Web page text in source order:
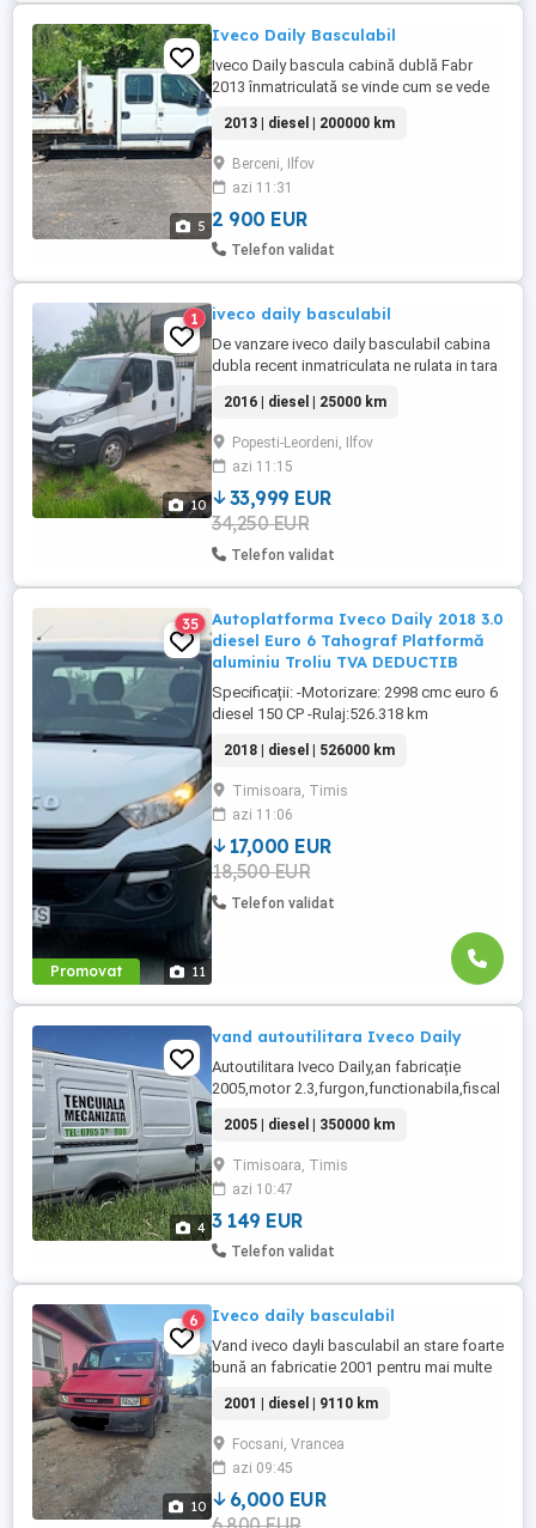
5
Iveco Daily Basculabil
Iveco Daily bascula cabină dublă Fabr
2013 înmatriculată se vinde cum se vede
casetă de direcție și fără roți Actele sunt
disponibile ( se vinde numai cu perfectare
fiscal ) șasiul și cabina fără rugină ,
sistemul de basculare este pe mașină
bena are 3 m . Nu ...
2013 | diesel | 200000 km
Berceni, Ilfov
azi 11:31
2 900 EUR
Telefon validat
10
1 iveco daily basculabil
De vanzare iveco daily basculabil cabina
dubla recent inmatriculata ne rulata in tara
Dotari: Geamuri electrice Dotari:
Imobilizator electronic Dotari: Inchidere
centralizata Dotari: DVD Dotari: Carlig
remorca Dotari: Controlul stabilitatii (ESP)
Dotari: Controlul ...
2016 | diesel | 25000 km
Popesti-Leordeni, Ilfov
azi 11:15
33,999 EUR
34,250 EUR
Telefon validat
Promovat 11
35
Autoplatforma Iveco Daily 2018 3.0
diesel Euro 6 Tahograf Platformă
aluminiu Troliu TVA DEDUCTIB
Specificații: -Motorizare: 2998 cmc euro 6
diesel 150 CP -Rulaj:526.318 km
Timișoara revizii la zi făcute la
reprezentanta Iveco -An fabricație :2018 -
Cutie viteze manuală: 6+1 rapoarte Dotări -
Geamuri electrice -Oglinzi electrice
incalzite -Scaun șofer reglabil ...
2018 | diesel | 526000 km
Timisoara, Timis
azi 11:06
17,000 EUR
18,500 EUR
Telefon validat
4
vand autoutilitara Iveco Daily
Autoutilitara Iveco Daily,an fabricație
2005,motor 2.3,furgon,functionabila,fiscal
2005 | diesel | 350000 km
Timisoara, Timis
azi 10:47
3 149 EUR
Telefon validat
10
6 Iveco daily basculabil
Vand iveco dayli basculabil an stare foarte
bună an fabricatie 2001 pentru mai multe
conbo
2001 | diesel | 9110 km
Focsani, Vrancea
azi 09:45
6,000 EUR